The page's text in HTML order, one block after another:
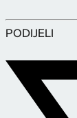
PODIJELI